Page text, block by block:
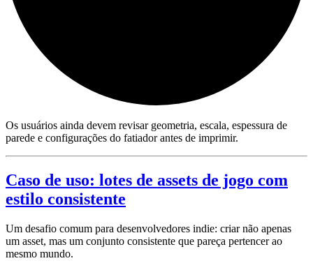
Os usuários ainda devem revisar geometria, escala, espessura de
parede e configurações do fatiador antes de imprimir.
Caso de uso: lotes de assets de jogo com
estilo consistente
Um desafio comum para desenvolvedores indie: criar não apenas
um asset, mas um conjunto consistente que pareça pertencer ao
mesmo mundo.